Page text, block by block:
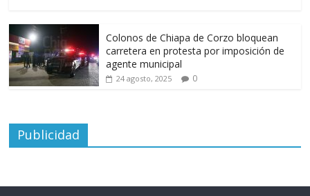
Colonos de Chiapa de Corzo bloquean
carretera en protesta por imposición de
agente municipal
24 agosto, 2025 0
Publicidad